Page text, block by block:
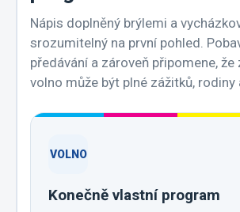
Nápis doplněný brýlemi a
srozumitelný na první pohled.
předávání a zároveň připomene, že
volno může být plné zážitků, rodiny
VOLNO
Konečně vlastní program